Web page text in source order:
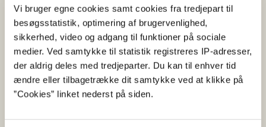
Vi bruger egne cookies samt cookies fra tredjepart til
besøgsstatistik, optimering af brugervenlighed,
sikkerhed, video og adgang til funktioner på sociale
medier. Ved samtykke til statistik registreres IP-adresser,
der aldrig deles med tredjeparter. Du kan til enhver tid
ændre eller tilbagetrække dit samtykke ved at klikke på
”Cookies” linket nederst på siden.
PFOS er et fluorstof, der blandt andet er mistænkt for at
give øget risiko for forhøjet indhold af kolesterol i blodet,
kræft, nedsat immunforsvar og hormonforstyrrende
effekter.
Yderligere oplysninger
pressetelefon 22 84 48 34.